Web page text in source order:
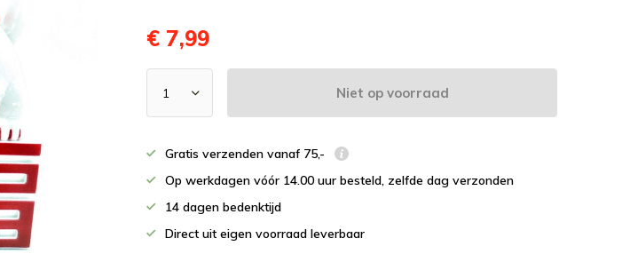
€ 7,99
Niet op voorraad
Gratis verzenden vanaf 75,-
Op werkdagen vóór 14.00 uur besteld, zelfde dag verzonden
14 dagen bedenktijd
Direct uit eigen voorraad leverbaar